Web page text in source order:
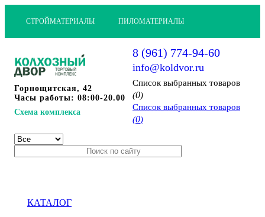
СТРОЙМАТЕРИАЛЫ ПИЛОМАТЕРИАЛЫ
Горнощитская, 42
Часы работы: 08:00-20.00
Схема комплекса
8 (961) 774-94-60
info@koldvor.ru
Cписок выбранных товаров
(0)
Cписок выбранных товаров
(0)
КАТАЛОГ